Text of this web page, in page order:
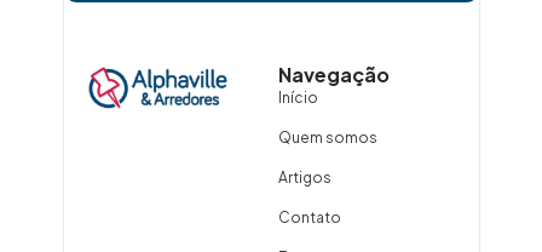
Navegação
Início
Quem somos
Artigos
Contato